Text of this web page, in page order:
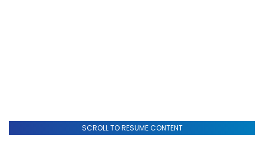
SCROLL TO RESUME CONTENT